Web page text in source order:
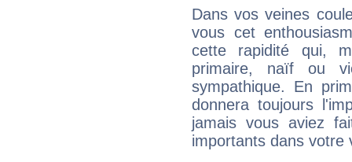
Dans vos veines
vous cet
cette rapidité qui,
primaire, naïf ou
sympathique. En
donnera toujours
jamais vous aviez
importants dans votre